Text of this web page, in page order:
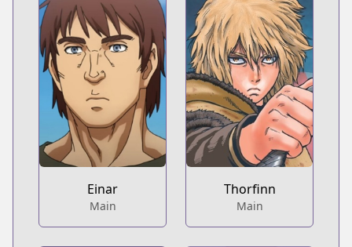
Einar
Main
Thorfinn
Main